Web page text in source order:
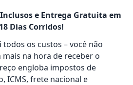
e Entrega Gratuita em
Dias Corridos!
todos os custos – você não
mais na hora de receber o
engloba impostos de
ICMS, frete nacional e